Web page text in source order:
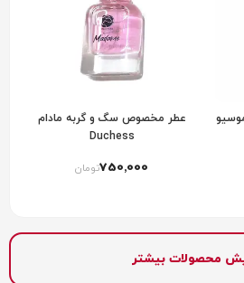
عطر مخصوص سگ و گربه مادام
Duchess
750٬000تومان
محصولات بیشتر